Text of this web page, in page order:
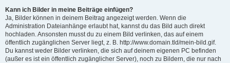
Kann ich Bilder in meine Beiträge einfügen?
Ja, Bilder können in deinem Beitrag angezeigt werden. Wenn die
Administration Dateianhänge erlaubt hat, kannst du das Bild auch direkt
hochladen. Ansonsten musst du zu einem Bild verlinken, das auf einem
öffentlich zugänglichen Server liegt, z. B. http://www.domain.tld/mein-bild.gif.
Du kannst weder Bilder verlinken, die sich auf deinem eigenen PC befinden
(außer es ist ein öffentlich zugänglicher Server), noch zu Bildern, die nur nach